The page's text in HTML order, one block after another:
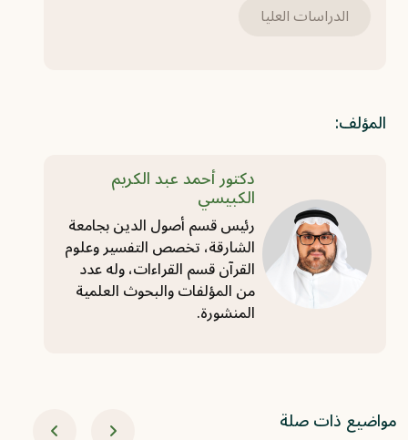
الدراسات العليا
المؤلف:
دكتور أحمد عبد الكريم
الكبيسي
رئيس قسم أصول الدين بجامعة
الشارقة، تخصص التفسير وعلوم
القرآن قسم القراءات، وله ‏عدد
من المؤلفات والبحوث العلمية
المنشورة.‏
مواضيع ذات صلة